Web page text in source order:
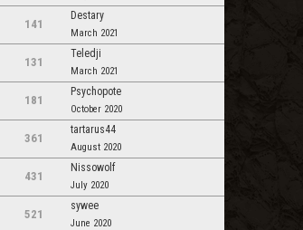
141
Destary
March 2021
131
Teledji
March 2021
181
Psychopote
October 2020
361
tartarus44
August 2020
431
Nissowolf
July 2020
521
sywee
June 2020